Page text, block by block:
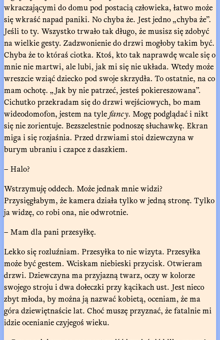
wkraczającymi do domu pod postacią człowieka, łatwo może
się wkraść napad paniki. No chyba że. Jest jedno „chyba że”.
Jeśli to ty. Wszystko trwało tak długo, że musisz się zdobyć
na wielkie gesty. Zadzwonienie do drzwi mogłoby takim być.
Chyba że to któraś ciotka. Ktoś, kto tak naprawdę wcale się o
mnie nie martwi, ale lubi, jak mi się nie układa. Wtedy może
wreszcie wziąć dziecko pod swoje skrzydła. To ostatnie, na co
mam ochotę. „Jak by nie patrzeć, jesteś pokiereszowana”.
Cichutko przekradam się do drzwi wejściowych, bo mam
wideodomofon, jestem na tyle fancy. Mogę podglądać i nikt
się nie zorientuje. Bezszelestnie podnoszę słuchawkę. Ekran
miga i się rozjaśnia. Przed drzwiami stoi dziewczyna w
burym ubraniu i czapce z daszkiem.
– Halo?
Wstrzymuję oddech. Może jednak mnie widzi?
Przysięgłabym, że kamera działa tylko w jedną stronę. Tylko
ja widzę, co robi ona, nie odwrotnie.
– Mam dla pani przesyłkę.
Lekko się rozluźniam. Przesyłka to nie wizyta. Przesyłka
może być gestem. Wciskam niebieski przycisk. Otwieram
drzwi. Dziewczyna ma przyjazną twarz, oczy w kolorze
swojego stroju i dwa dołeczki przy kącikach ust. Jest nieco
zbyt młoda, by można ją nazwać kobietą, oceniam, że ma
góra dziewiętnaście lat. Choć muszę przyznać, że fatalnie mi
idzie ocenianie czyjegoś wieku.